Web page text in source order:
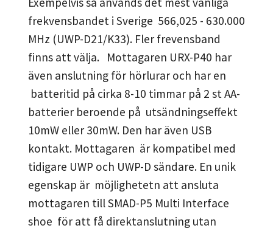
frekvensbandet i Sverige 566,025 - 630.000
MHz (UWP-D21/K33). Fler frevensband
finns att välja. Mottagaren URX-P40 har
även anslutning för hörlurar och har en
batteritid på cirka 8-10 timmar på 2 st AA-
batterier beroende på utsändningseffekt
10mW eller 30mW. Den har även USB
kontakt. Mottagaren är kompatibel med
tidigare UWP och UWP-D sändare. En unik
egenskap är möjlighetetn att ansluta
mottagaren till SMAD-P5 Multi Interface
shoe för att få direktanslutning utan